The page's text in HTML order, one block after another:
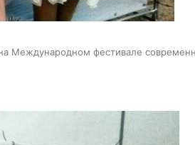
Международном фестивале